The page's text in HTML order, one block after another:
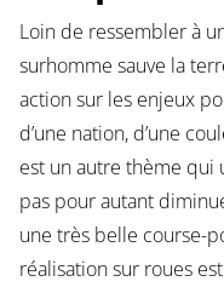
Loin de ressembler à
surhomme sauve la
action sur les enjeux
d’une nation, d’une
est un autre thème qui
pas pour autant
une très belle course-
réalisation sur roues